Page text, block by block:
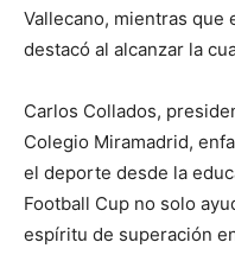
Vallecano, mientras que
destacó al alcanzar la
Carlos Collados,
Colegio Miramadrid,
el deporte desde la
Football Cup no solo
espíritu de superación